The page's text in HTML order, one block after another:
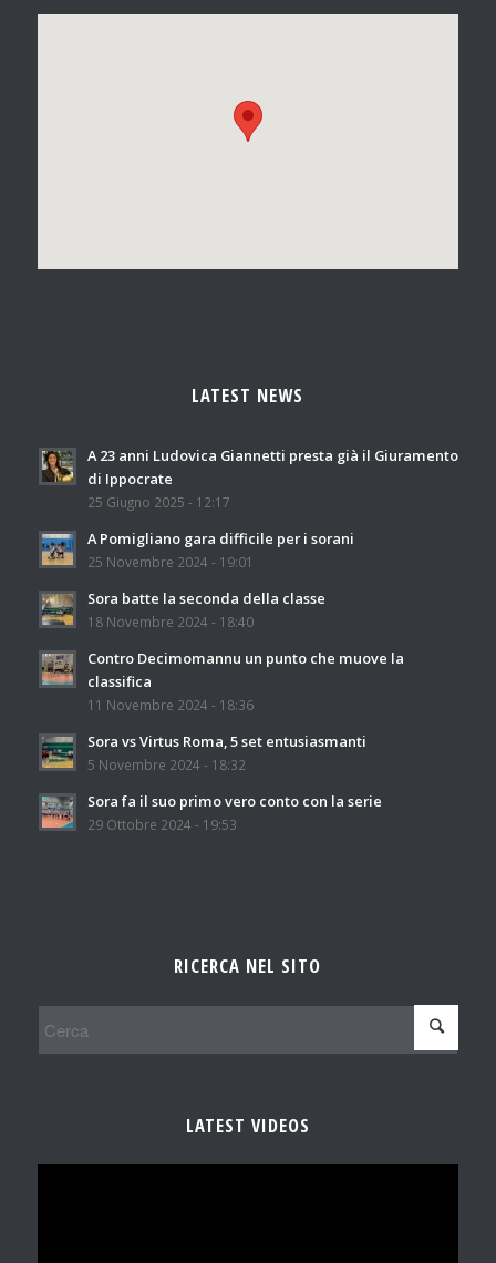
LATEST NEWS
A 23 anni Ludovica Giannetti presta già il Giuramento
di Ippocrate
25 Giugno 2025 - 12:17
A Pomigliano gara difficile per i sorani
25 Novembre 2024 - 19:01
Sora batte la seconda della classe
18 Novembre 2024 - 18:40
Contro Decimomannu un punto che muove la
classifica
11 Novembre 2024 - 18:36
Sora vs Virtus Roma, 5 set entusiasmanti
5 Novembre 2024 - 18:32
Sora fa il suo primo vero conto con la serie
29 Ottobre 2024 - 19:53
RICERCA NEL SITO
LATEST VIDEOS